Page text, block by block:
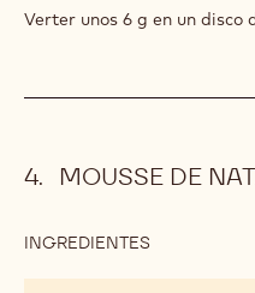
Verter unos 6 g en un disco
MOUSSE DE
INGREDIENTES